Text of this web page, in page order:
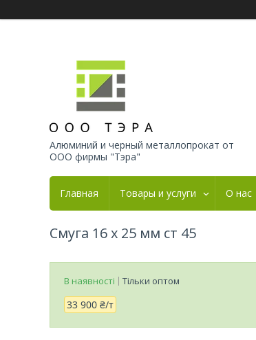
Алюминий и черный металлопрокат от
ООО фирмы "Тэра"
Главная Товары и услуги О нас
Смуга 16 х 25 мм ст 45
В наявності Тільки оптом
33 900 ₴/т